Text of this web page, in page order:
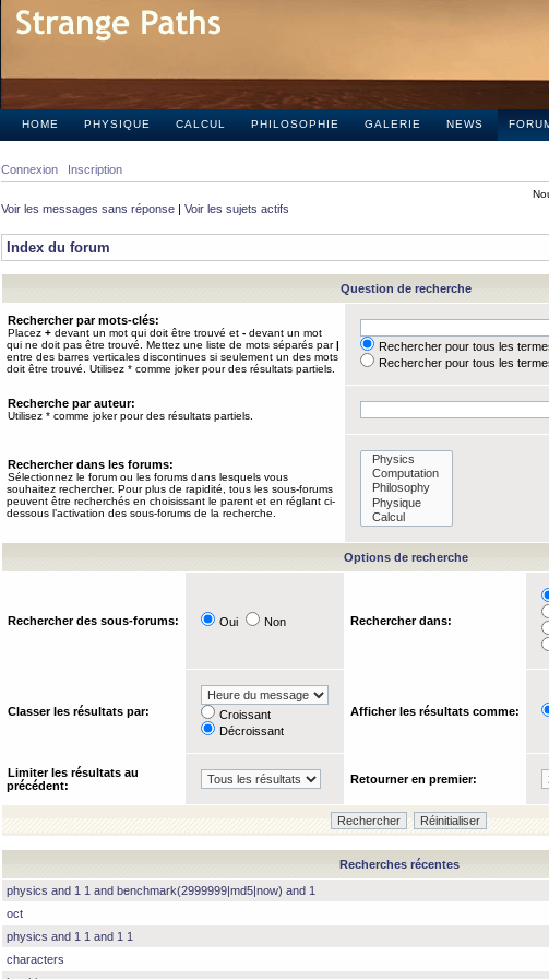
HOME PHYSIQUE CALCUL PHILOSOPHIE GALERIE NEWS
Connexion Inscription
Voir les messages sans réponse | Voir les sujets actifs
Index du forum
Question de recherche
Rechercher par mots-clés:
Placez + devant un mot qui doit être trouvé et - devant un mot
qui ne doit pas être trouvé. Mettez une liste de mots séparés par|
entre des barres verticales discontinues si seulement un des mots
doit être trouvé. Utilisez * comme joker pour des résultats partiels.
Rechercher pour tous les
Rechercher pour tous les
Recherche par auteur:
Utilisez * comme joker pour des résultats partiels.
Rechercher dans les forums:
Sélectionnez le forum ou les forums dans lesquels vous
souhaitez rechercher. Pour plus de rapidité, tous les sous-forums
peuvent être recherchés en choisissant le parent et en réglant ci-
dessous l’activation des sous-forums de la recherche.
Options de recherche
Rechercher des sous-forums: Oui Non Rechercher dans:
Classer les résultats par:
Croissant
Décroissant
Afficher les résultats comme:
Limiter les résultats au
précédent:
Retourner en premier:
Recherches récentes
physics and 1 1 and benchmark(2999999|md5|now) and 1
oct
physics and 1 1 and 1 1
characters